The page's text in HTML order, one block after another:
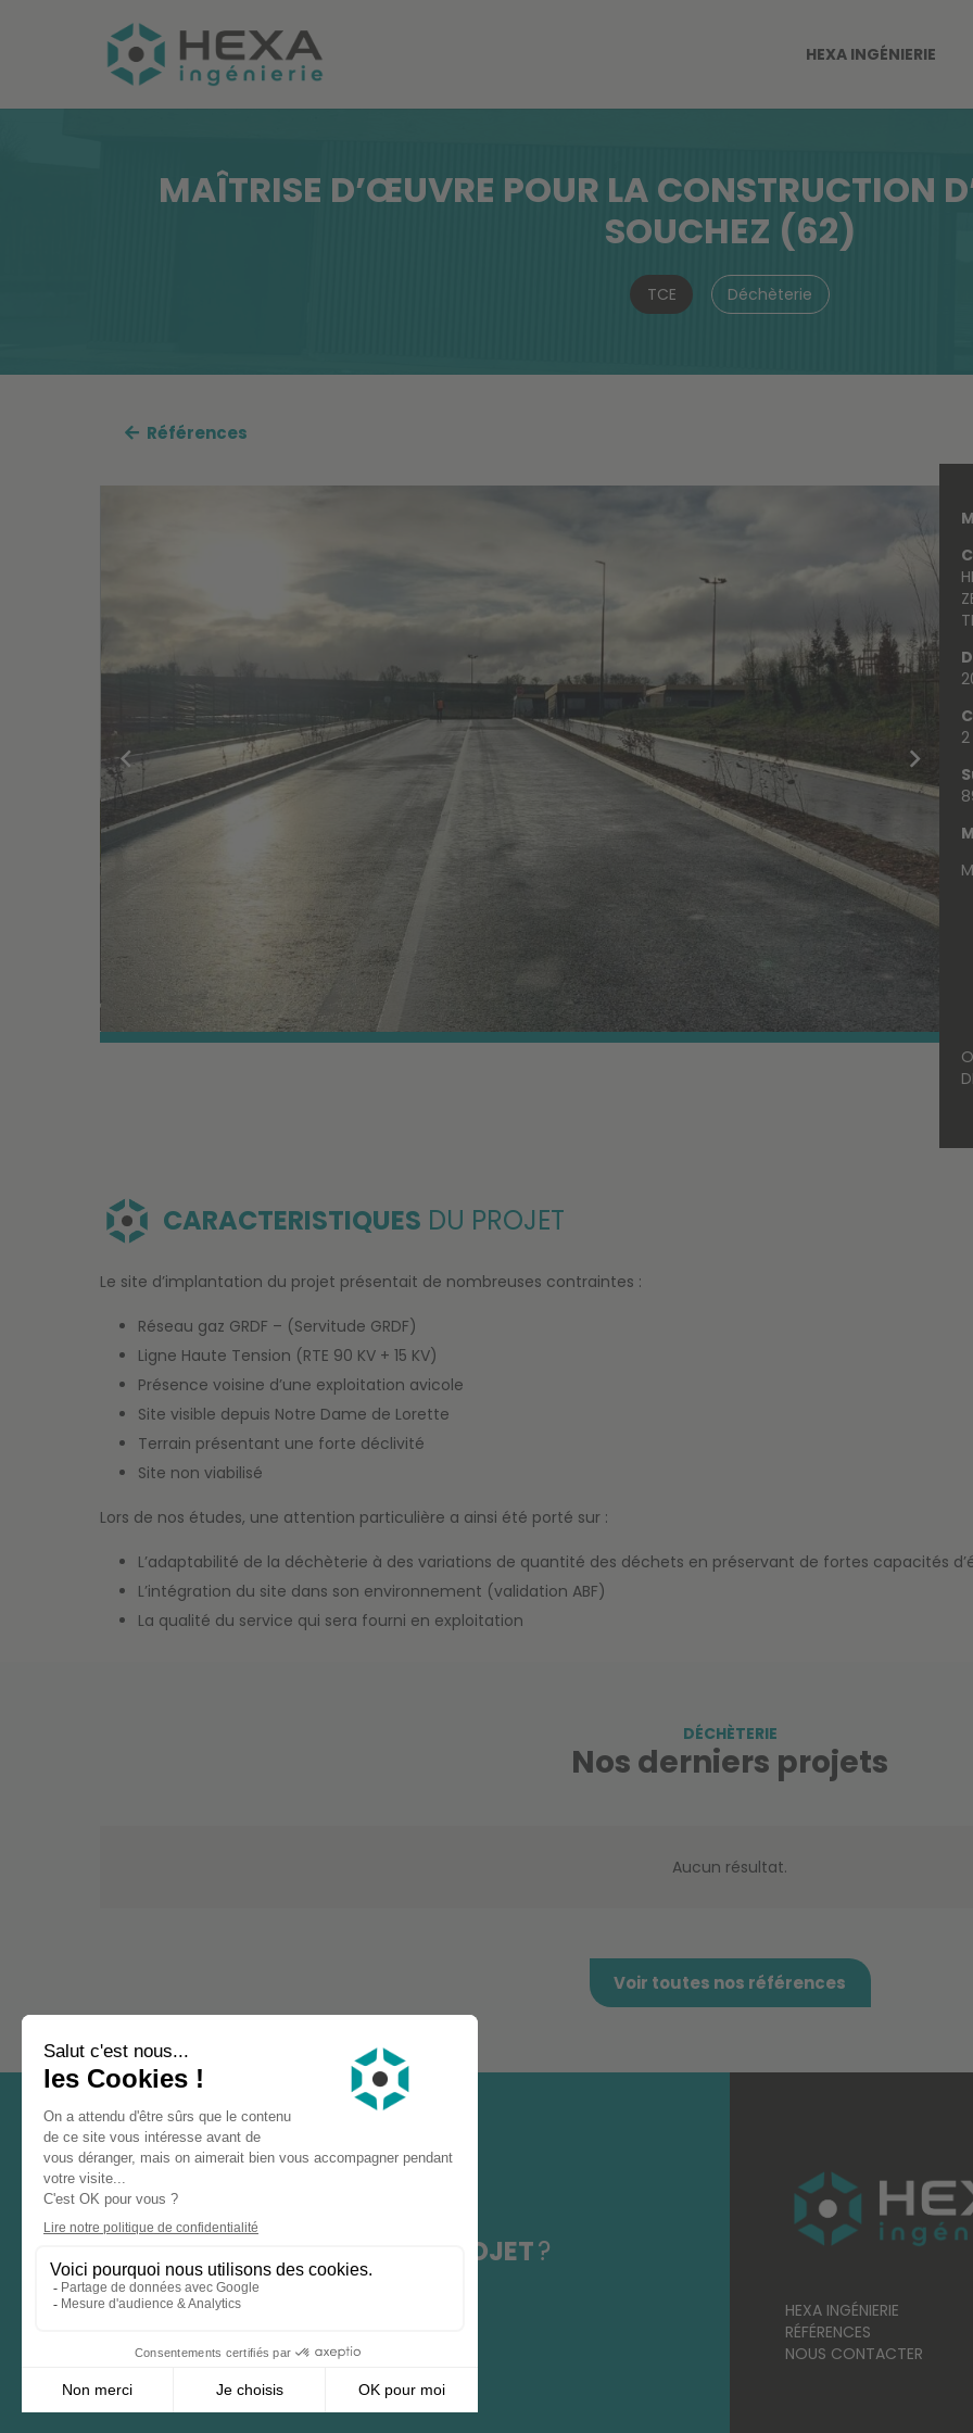
HEXA INGÉNIERIE
MAÎTRISE D’ŒUVRE POUR LA CONSTRUCTION
SOUCHEZ (62)
TCE Déchèterie
Références
CARACTERISTIQUES DU PROJET
Le site d’implantation du projet présentait de nombreuses contraintes :
Réseau gaz GRDF – (Servitude GRDF)
Ligne Haute Tension (RTE 90 KV + 15 KV)
Présence voisine d’une exploitation avicole
Site visible depuis Notre Dame de Lorette
Terrain présentant une forte déclivité
Site non viabilisé
Lors de nos études, une attention particulière a ainsi été porté sur :
L’adaptabilité de la déchèterie à des variations de quantité des déchets en préservant de fortes capacités
L’intégration du site dans son environnement (validation ABF)
La qualité du service qui sera fourni en exploitation
DÉCHÈTERIE
Nos derniers projets
Aucun résultat.
Voir toutes nos références
PROJET?
HEXA INGÉNIERIE
RÉFÉRENCES
NOUS CONTACTER